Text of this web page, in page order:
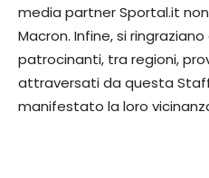
media partner Sportal.it
Macron. Infine, si
patrocinanti, tra regioni,
attraversati da questa
manifestato la loro